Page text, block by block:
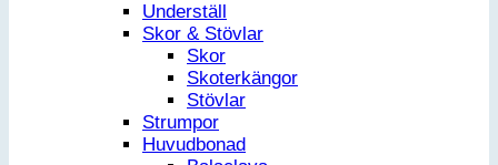
Underställ
Skor & Stövlar
Skor
Skoterkängor
Stövlar
Strumpor
Huvudbonad